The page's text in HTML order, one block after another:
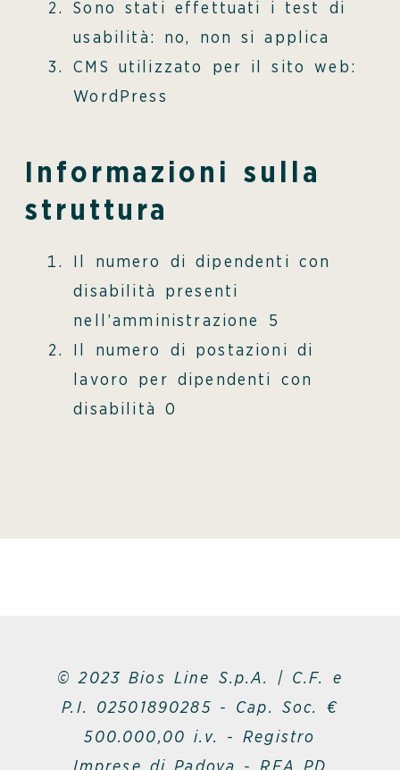
Sono stati effettuati i test di
usabilità: no, non si applica
CMS utilizzato per il sito web:
WordPress
Informazioni sulla
struttura
Il numero di dipendenti con
disabilità presenti
nell’amministrazione 5
Il numero di postazioni di
lavoro per dipendenti con
disabilità 0
© 2023 Bios Line S.p.A. | C.F. e
P.I. 02501890285 - Cap. Soc. €
500.000,00 i.v. - Registro